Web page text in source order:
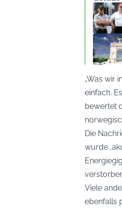
„Was wir
einfach.
bewertet
Die
wurde
Viele
ebenfalls